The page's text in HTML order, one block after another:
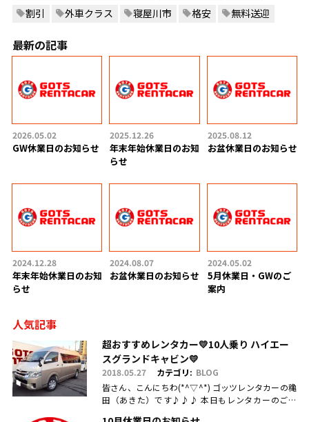
割引
外車クラス 寝屋川市 格安 無料送迎
最新の記事
2026.05.02
GW休業日のお知らせ
2025.12.26
年末年始休業日のお知
らせ
2025.08.12
お盆休業日のお知らせ
2024.12.28
年末年始休業日のお知
らせ
2024.08.07
お盆休業日のお知らせ
2024.05.02
5月休業日・GWのご
案内
人気記事
超おすすめレンタカー💛10人乗り ハイエー
スグランドキャビン💛
2018.05.27 カテゴリ: BLOG
皆さん、こんにちわ(*^▽^*) ゴッツレンタカーの穐
田（あきた）です♪♪♪ 本日もレンタカーのご利